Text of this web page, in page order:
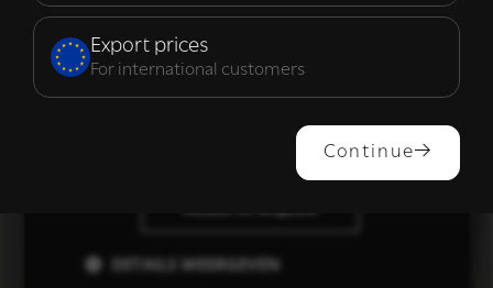
Export prices
For international customers
Continue
ALLES ACCEPTEREN
DETAILS WEERGEVEN